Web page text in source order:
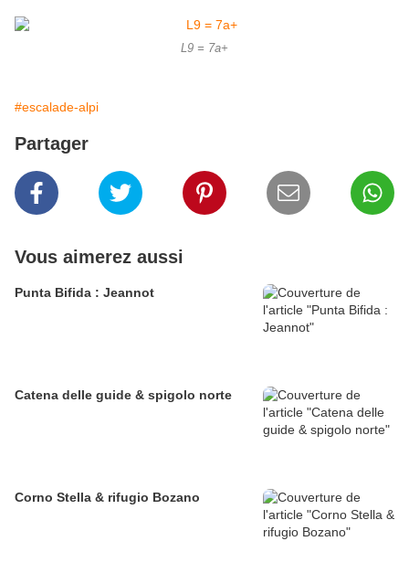
L9 = 7a+
#escalade-alpi
Partager
Vous aimerez aussi
Punta Bifida : Jeannot
Catena delle guide & spigolo norte
Corno Stella & rifugio Bozano